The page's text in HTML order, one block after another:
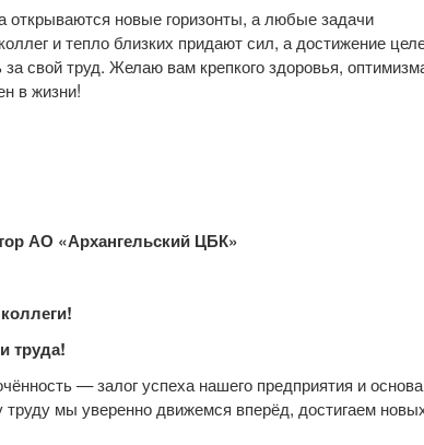
новые горизонты, а любые задачи
и тепло близких придают сил, а достижение
свой труд. Желаю вам крепкого здоровья,
в жизни!
АО «Архангельский ЦБК»
труда!
— залог успеха нашего предприятия и основа
мы уверенно движемся вперёд, достигаем